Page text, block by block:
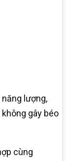
lượng,
gây béo
cùng